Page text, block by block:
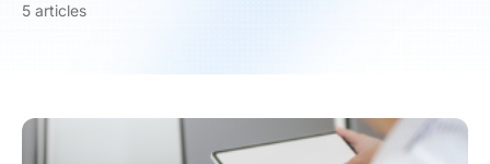
5 articles